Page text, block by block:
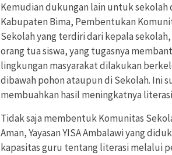
Kemudian dukungan lain untuk sekolah
Kabupaten Bima, Pembentukan
Sekolah yang terdiri dari kepala
orang tua siswa, yang tugasnya
lingkungan masyarakat dilakukan
dibawah pohon ataupun di Sekolah. Ini
membuahkan hasil meningkatnya
Tidak saja membentuk Komunitas
Aman, Yayasan YISA Ambalawi yang
kapasitas guru tentang literasi melalui